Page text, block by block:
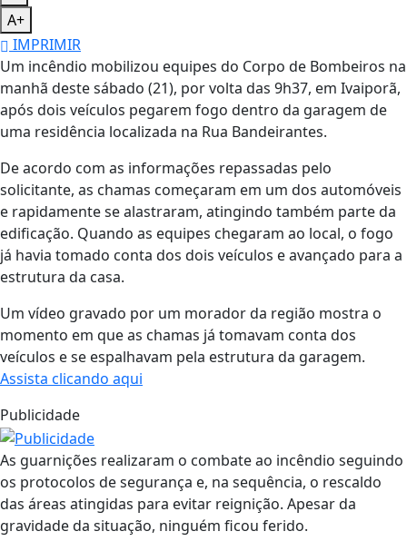
A+
IMPRIMIR
Um incêndio mobilizou equipes do Corpo de Bombeiros na
manhã deste sábado (21), por volta das 9h37, em Ivaiporã,
após dois veículos pegarem fogo dentro da garagem de
uma residência localizada na Rua Bandeirantes.
De acordo com as informações repassadas pelo
solicitante, as chamas começaram em um dos automóveis
e rapidamente se alastraram, atingindo também parte da
edificação. Quando as equipes chegaram ao local, o fogo
já havia tomado conta dos dois veículos e avançado para a
estrutura da casa.
Um vídeo gravado por um morador da região mostra o
momento em que as chamas já tomavam conta dos
veículos e se espalhavam pela estrutura da garagem.
Assista clicando aqui
Publicidade
As guarnições realizaram o combate ao incêndio seguindo
os protocolos de segurança e, na sequência, o rescaldo
das áreas atingidas para evitar reignição. Apesar da
gravidade da situação, ninguém ficou ferido.